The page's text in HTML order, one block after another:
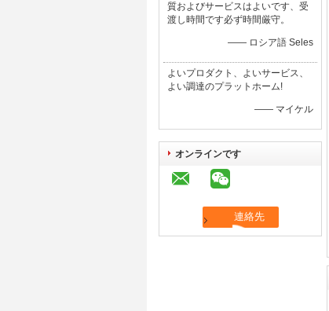
質およびサービスはよいです、受
渡し時間です必ず時間厳守。
—— ロシア語 Seles
よいプロダクト、よいサービス、
よい調達のプラットホーム!
—— マイケル
オンラインです